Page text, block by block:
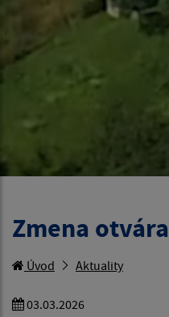
Zmena
Úvod Aktuality
03.03.2026